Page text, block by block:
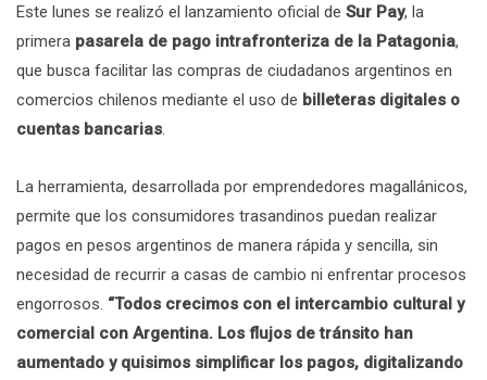
Este lunes se realizó el lanzamiento oficial de Sur Pay, la
primera pasarela de pago intrafronteriza de la Patagonia,
que busca facilitar las compras de ciudadanos argentinos en
comercios chilenos mediante el uso de billeteras digitales o
cuentas bancarias.
La herramienta, desarrollada por emprendedores magallánicos,
permite que los consumidores trasandinos puedan realizar
pagos en pesos argentinos de manera rápida y sencilla, sin
necesidad de recurrir a casas de cambio ni enfrentar procesos
engorrosos. “Todos crecimos con el intercambio cultural y
comercial con Argentina. Los flujos de tránsito han
aumentado y quisimos simplificar los pagos, digitalizando